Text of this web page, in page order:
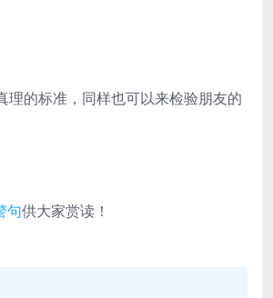
理的标准，同样也可以来检验朋友的
句供大家赏读！